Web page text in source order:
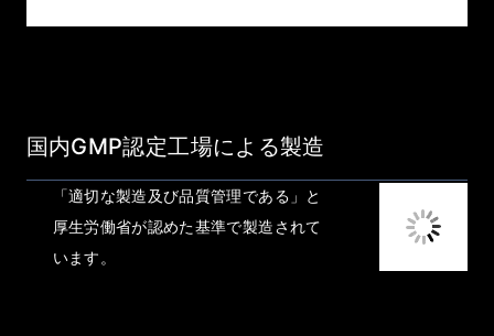
国内GMP認定工場による製造
「適切な製造及び品質管理である」と
厚生労働省が認めた基準で製造されて
います。